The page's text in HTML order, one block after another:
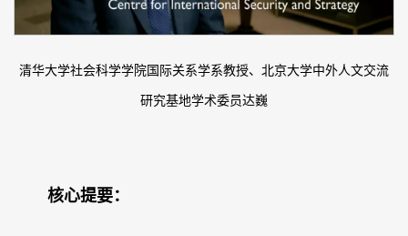
清华大学社会科学学院国际关系学系教授、北京大学中外人文交流
研究基地学术委员达巍
核心提要：